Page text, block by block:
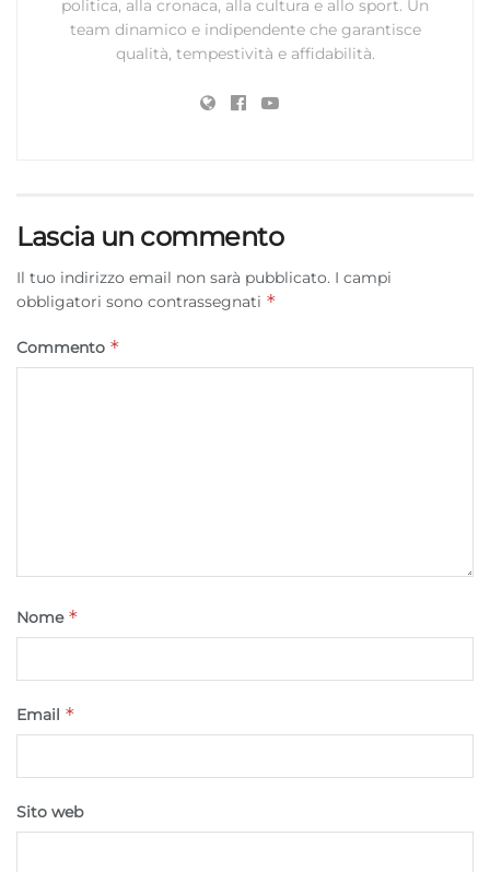
politica, alla cronaca, alla cultura e allo sport. Un
team dinamico e indipendente che garantisce
qualità, tempestività e affidabilità.
Lascia un commento
Il tuo indirizzo email non sarà pubblicato. I campi
obbligatori sono contrassegnati *
Commento *
Nome *
Email *
Sito web